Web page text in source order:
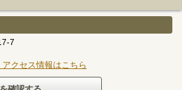
7
クセス情報はこちら